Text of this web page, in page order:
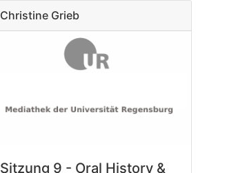
Christine Grieb
Sitzung 9 - Oral History &